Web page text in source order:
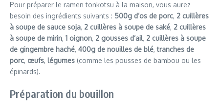
Pour préparer le ramen tonkotsu à la maison, vous aurez
besoin des ingrédients suivants : 500g d’os de porc, 2 cuillères
à soupe de sauce soja, 2 cuillères à soupe de saké, 2 cuillères
à soupe de mirin, 1 oignon, 2 gousses d’ail, 2 cuillères à soupe
de gingembre haché, 400g de nouilles de blé,tranches de
porc, œufs, légumes (comme les pousses de bambou ou les
épinards).
Préparation du bouillon